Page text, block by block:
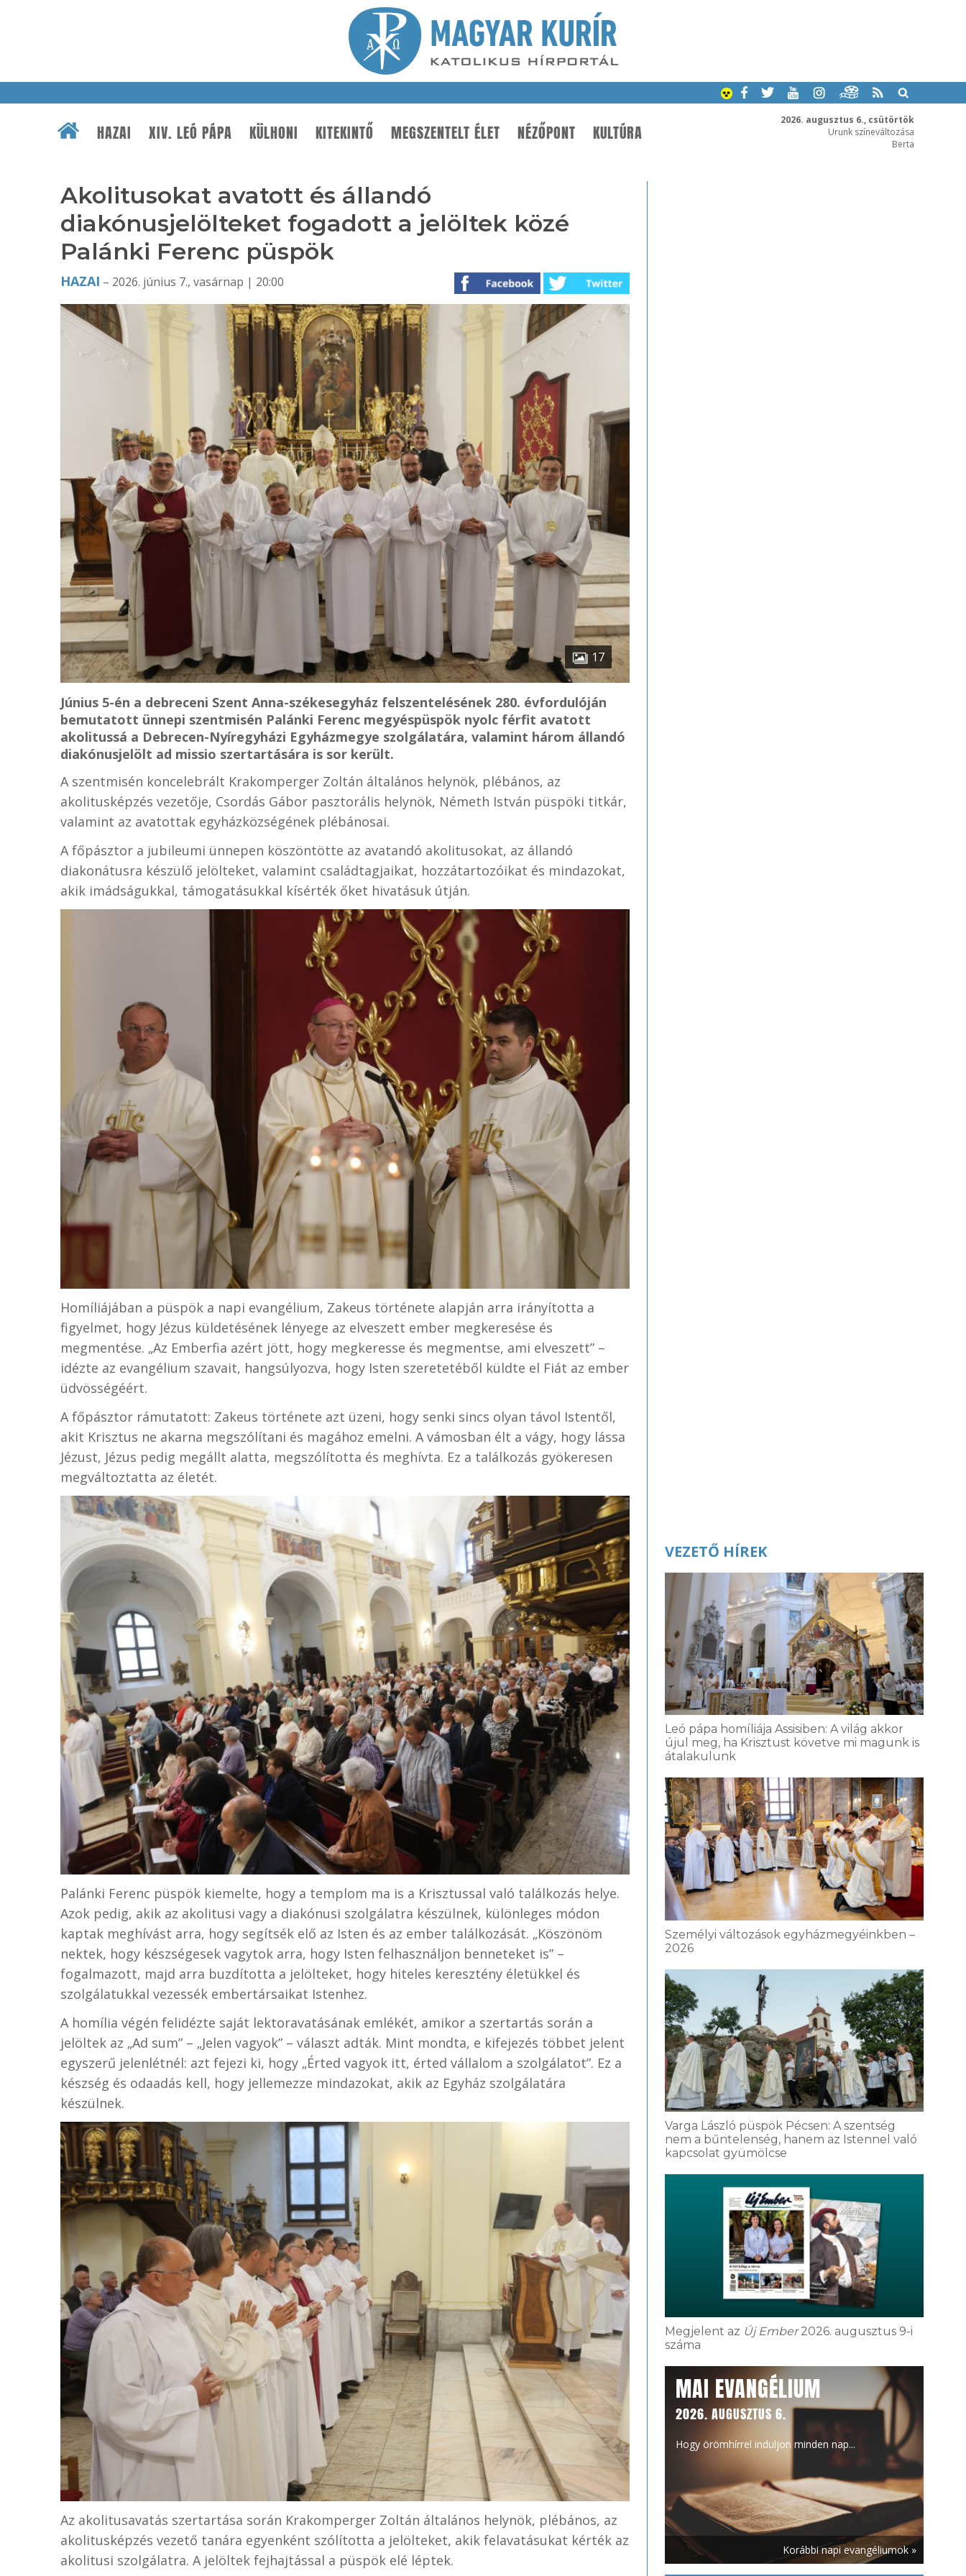
2026. augusztus 6., csütörtök
Urunk színeváltozása
Berta
HAZAI XIV. LEÓ PÁPA KÜLHONI KITEKINTŐ MEGSZENTELT ÉLET NÉZŐPONT KULTÚRA
Akolitusokat avatott és állandó
diakónusjelölteket fogadott a jelöltek közé
Palánki Ferenc püspök
HAZAI – 2026. június 7., vasárnap | 20:00
17
Június 5-én a debreceni Szent Anna-székesegyház felszentelésének 280. évfordulóján
bemutatott ünnepi szentmisén Palánki Ferenc megyéspüspök nyolc férfit avatott
akolitussá a Debrecen-Nyíregyházi Egyházmegye szolgálatára, valamint három állandó
diakónusjelölt ad missio szertartására is sor került.
A szentmisén koncelebrált Krakomperger Zoltán általános helynök, plébános, az
akolitusképzés vezetője, Csordás Gábor pasztorális helynök, Németh István püspöki titkár,
valamint az avatottak egyházközségének plébánosai.
A főpásztor a jubileumi ünnepen köszöntötte az avatandó akolitusokat, az állandó
diakonátusra készülő jelölteket, valamint családtagjaikat, hozzátartozóikat és mindazokat,
akik imádságukkal, támogatásukkal kísérték őket hivatásuk útján.
Homíliájában a püspök a napi evangélium, Zakeus története alapján arra irányította a
figyelmet, hogy Jézus küldetésének lényege az elveszett ember megkeresése és
megmentése. „Az Emberfia azért jött, hogy megkeresse és megmentse, ami elveszett” –
idézte az evangélium szavait, hangsúlyozva, hogy Isten szeretetéből küldte el Fiát az ember
üdvösségéért.
A főpásztor rámutatott: Zakeus története azt üzeni, hogy senki sincs olyan távol Istentől,
akit Krisztus ne akarna megszólítani és magához emelni. A vámosban élt a vágy, hogy lássa
Jézust, Jézus pedig megállt alatta, megszólította és meghívta. Ez a találkozás gyökeresen
megváltoztatta az életét.
Palánki Ferenc püspök kiemelte, hogy a templom ma is a Krisztussal való találkozás helye.
Azok pedig, akik az akolitusi vagy a diakónusi szolgálatra készülnek, különleges módon
kaptak meghívást arra, hogy segítsék elő az Isten és az ember találkozását. „Köszönöm
nektek, hogy készségesek vagytok arra, hogy Isten felhasználjon benneteket is” –
fogalmazott, majd arra buzdította a jelölteket, hogy hiteles keresztény életükkel és
szolgálatukkal vezessék embertársaikat Istenhez.
A homília végén felidézte saját lektoravatásának emlékét, amikor a szertartás során a
jelöltek az „Ad sum” – „Jelen vagyok” – választ adták. Mint mondta, e kifejezés többet jelent
egyszerű jelenlétnél: azt fejezi ki, hogy „Érted vagyok itt, érted vállalom a szolgálatot”. Ez a
készség és odaadás kell, hogy jellemezze mindazokat, akik az Egyház szolgálatára
készülnek.
Az akolitusavatás szertartása során Krakomperger Zoltán általános helynök, plébános, az
akolitusképzés vezető tanára egyenként szólította a jelölteket, akik felavatásukat kérték az
akolitusi szolgálatra. A jelöltek fejhajtással a püspök elé léptek.
VEZETŐ HÍREK
Leó pápa homíliája Assisiben: A világ akkor
újul meg, ha Krisztust követve mi magunk is
átalakulunk
Személyi változások egyházmegyéinkben –
2026
Varga László püspök Pécsen: A szentség
nem a bűntelenség, hanem az Istennel való
kapcsolat gyümölcse
Megjelent az Új Ember2026. augusztus 9-i
száma
MAI EVANGÉLIUM
2026. AUGUSZTUS 6.
Hogy örömhírrel induljon minden nap...
Korábbi napi evangéliumok »